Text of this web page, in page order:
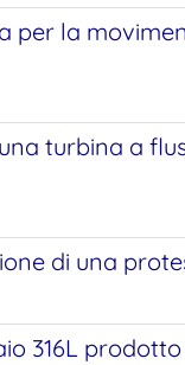
per la
turbina a
di una
316L